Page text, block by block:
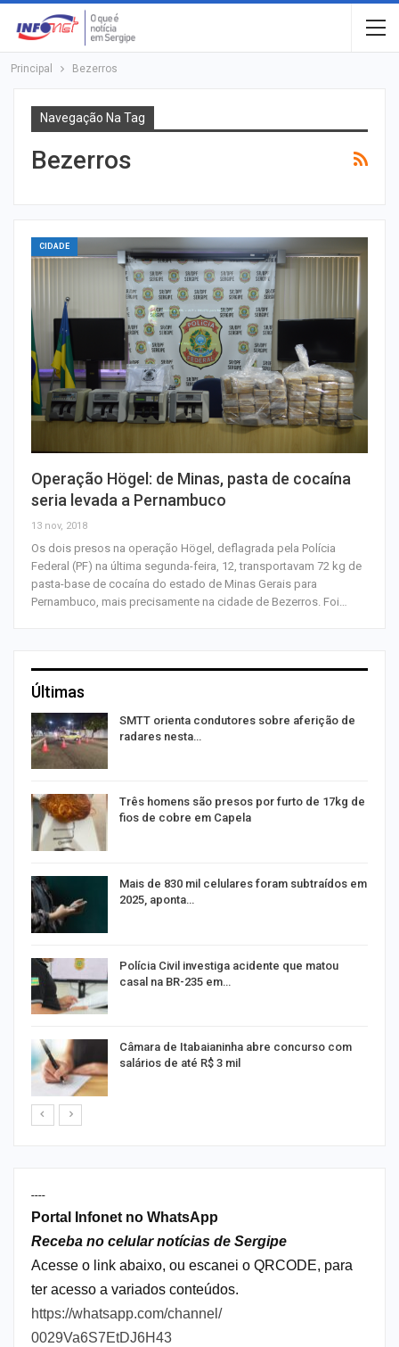
Principal Bezerros
Navegação Na Tag
Bezerros
CIDADE
Operação Högel: de Minas, pasta de cocaína
seria levada a Pernambuco
13 nov, 2018
Os dois presos na operação Högel, deflagrada pela Polícia
Federal (PF) na última segunda-feira, 12, transportavam 72 kg de
pasta-base de cocaína do estado de Minas Gerais para
Pernambuco, mais precisamente na cidade de Bezerros. Foi…
Últimas
SMTT orienta condutores sobre aferição de
radares nesta…
Três homens são presos por furto de 17kg de
fios de cobre em Capela
Mais de 830 mil celulares foram subtraídos em
2025, aponta…
Polícia Civil investiga acidente que matou
casal na BR-235 em…
Câmara de Itabaianinha abre concurso com
salários de até R$ 3 mil
----
Portal Infonet no WhatsApp
Receba no celular notícias de Sergipe
Acesse o link abaixo, ou escanei o QRCODE, para
ter acesso a variados conteúdos.
https://whatsapp.com/channel/
0029Va6S7EtDJ6H43